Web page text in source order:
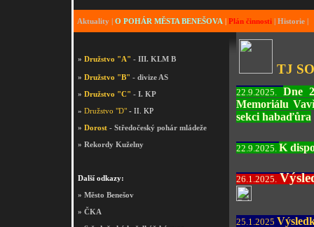
Aktuality | O POHÁR MĚSTA BENEŠOVA | Plán činnosti | Historie |
» Družstvo "A" - III. KLM B
» Družstvo "B" - divize AS
» Družstvo "C" - I. KP
» Družstvo "D" - II. KP
» Dorost - Středočeský pohár mládeže
» Rekordy Kuželny
Další odkazy:
» Město Benešov
» ČKA
TJ
22.9.2025. Dne
Memoriálu
sekci habaďůra
22.9.2025. K di
26.1.2025.
25.1.2025